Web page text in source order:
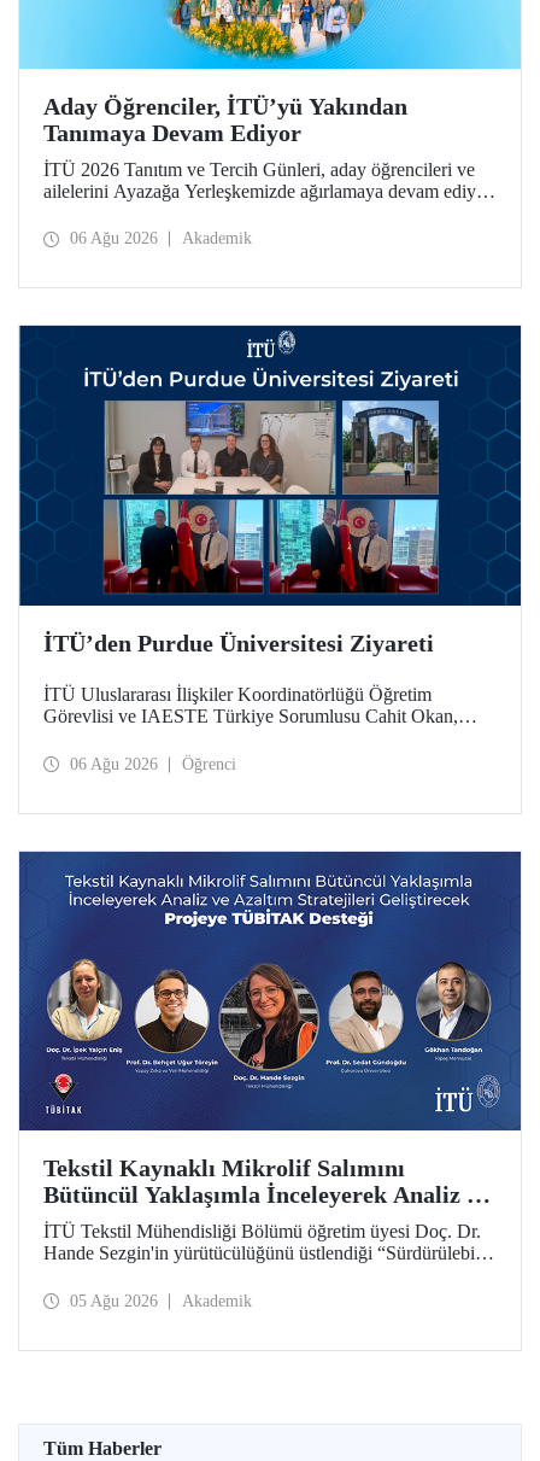
Aday Öğrenciler, İTÜ’yü Yakından
Tanımaya Devam Ediyor
İTÜ 2026 Tanıtım ve Tercih Günleri, aday öğrencileri ve
ailelerini Ayazağa Yerleşkemizde ağırlamaya devam ediyor.
ilgili fakülte ve birimler adaylara bilgi vermeye devam
06 Ağu 2026 Akademik
İTÜ’den Purdue Üniversitesi Ziyareti
İTÜ Uluslararası İlişkiler Koordinatörlüğü Öğretim
Görevlisi ve IAESTE Türkiye Sorumlusu Cahit Okan,
Temmuz tarihlerinde ABD’de dünyanın önde gelen
06 Ağu 2026 Öğrenci
Tekstil Kaynaklı Mikrolif Salımını
Bütüncül Yaklaşımla İnceleyerek Analiz ve
Azaltım Stratejileri Geliştirecek Projeye
TÜBİTAK Desteği
İTÜ Tekstil Mühendisliği Bölümü öğretim üyesi Doç. Dr.
Hande Sezgin'in yürütücülüğünü üstlendiği “Sürdürülebilir
Koşullarına Bağlı Mikrolif Salımı: Aşınma, UV Maruziyeti
05 Ağu 2026 Akademik
Tüm Haberler